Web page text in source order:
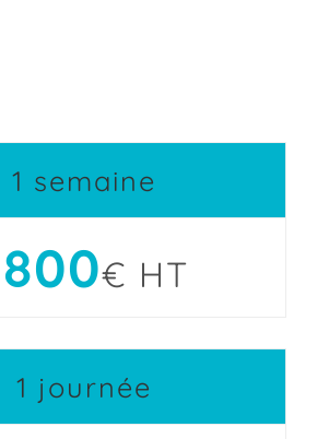
1 semaine
€ HT
1 journée